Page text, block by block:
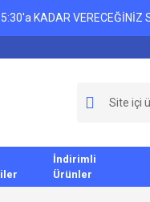
KADAR VERECEĞİNİZ
İndirimli
Ürünler